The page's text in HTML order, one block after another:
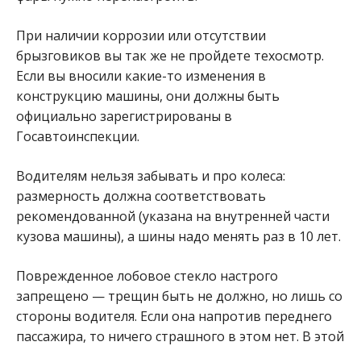
При наличии коррозии или отсутствии
брызговиков вы так же не пройдете техосмотр.
Если вы вносили какие-то изменения в
конструкцию машины, они должны быть
официально зарегистрированы в
Госавтоинспекции.
Водителям нельзя забывать и про колеса:
размерность должна соответствовать
рекомендованной (указана на внутренней части
кузова машины), а шины надо менять раз в 10 лет.
Поврежденное лобовое стекло настрого
запрещено — трещин быть не должно, но лишь со
стороны водителя. Если она напротив переднего
пассажира, то ничего страшного в этом нет. В этой